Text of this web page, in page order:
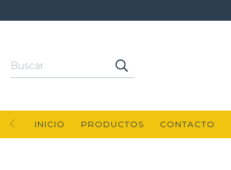
INICIO PRODUCTOS CONTACTO